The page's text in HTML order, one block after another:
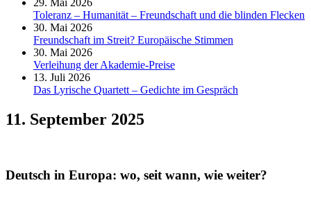
Toleranz – Humanität – Freundschaft und die blinden Flecken
30. Mai 2026
Freundschaft im Streit? Europäische Stimmen
30. Mai 2026
Verleihung der Akademie-Preise
13. Juli 2026
Das Lyrische Quartett – Gedichte im Gespräch
11. September 2025
Deutsch in Europa: wo, seit wann, wie weiter?